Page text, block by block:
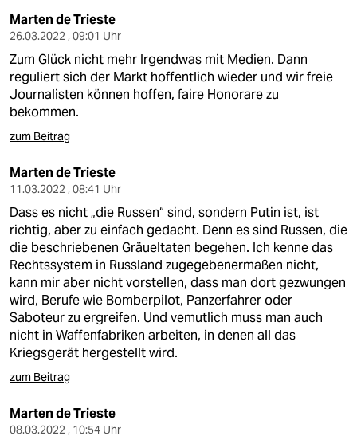
Marten de Trieste
26.03.2022 , 09:01 Uhr
Zum Glück nicht mehr Irgendwas mit Medien. Dann
reguliert sich der Markt hoffentlich wieder und wir freie
Journalisten können hoffen, faire Honorare zu
bekommen.
zum Beitrag
Marten de Trieste
11.03.2022 , 08:41 Uhr
Dass es nicht „die Russen“ sind, sondern Putin ist, ist
richtig, aber zu einfach gedacht. Denn es sind Russen, die
die beschriebenen Gräueltaten begehen. Ich kenne das
Rechtssystem in Russland zugegebenermaßen nicht,
kann mir aber nicht vorstellen, dass man dort gezwungen
wird, Berufe wie Bomberpilot, Panzerfahrer oder
Saboteur zu ergreifen. Und vemutlich muss man auch
nicht in Waffenfabriken arbeiten, in denen all das
Kriegsgerät hergestellt wird.
zum Beitrag
Marten de Trieste
08.03.2022 , 10:54 Uhr